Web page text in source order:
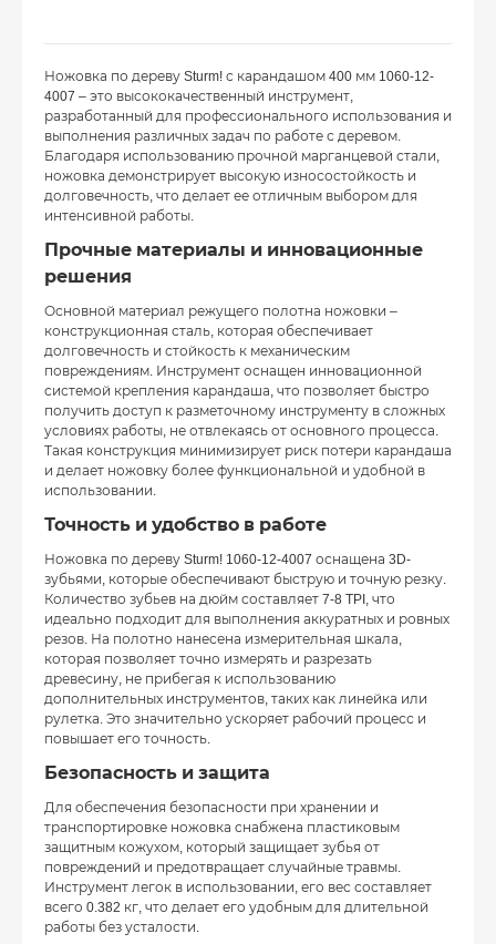
Ножовка по дереву Sturm! с карандашом 400 мм 1060-12-
4007 – это высококачественный инструмент,
разработанный для профессионального использования и
выполнения различных задач по работе с деревом.
Благодаря использованию прочной марганцевой стали,
ножовка демонстрирует высокую износостойкость и
долговечность, что делает ее отличным выбором для
интенсивной работы.
Прочные материалы и инновационные
решения
Основной материал режущего полотна ножовки –
конструкционная сталь, которая обеспечивает
долговечность и стойкость к механическим
повреждениям. Инструмент оснащен инновационной
системой крепления карандаша, что позволяет быстро
получить доступ к разметочному инструменту в сложных
условиях работы, не отвлекаясь от основного процесса.
Такая конструкция минимизирует риск потери карандаша
и делает ножовку более функциональной и удобной в
использовании.
Точность и удобство в работе
Ножовка по дереву Sturm! 1060-12-4007 оснащена 3D-
зубьями, которые обеспечивают быструю и точную резку.
Количество зубьев на дюйм составляет 7-8 TPI, что
идеально подходит для выполнения аккуратных и ровных
резов. На полотно нанесена измерительная шкала,
которая позволяет точно измерять и разрезать
древесину, не прибегая к использованию
дополнительных инструментов, таких как линейка или
рулетка. Это значительно ускоряет рабочий процесс и
повышает его точность.
Безопасность и защита
Для обеспечения безопасности при хранении и
транспортировке ножовка снабжена пластиковым
защитным кожухом, который защищает зубья от
повреждений и предотвращает случайные травмы.
Инструмент легок в использовании, его вес составляет
всего 0.382 кг, что делает его удобным для длительной
работы без усталости.